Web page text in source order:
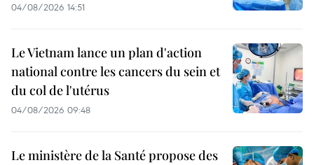
04/08/2026 14:51
Le Vietnam lance un plan d'action
national contre les cancers du sein et
du col de l'utérus
04/08/2026 09:48
Le ministère de la Santé propose des